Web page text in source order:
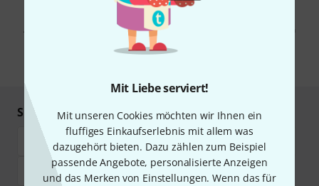
Mit Liebe serviert!
Mit unseren Cookies möchten wir Ihnen ein
fluffiges Einkaufserlebnis mit allem was
dazugehört bieten. Dazu zählen zum Beispiel
passende Angebote, personalisierte Anzeigen
und das Merken von Einstellungen. Wenn das für
Mit Klick auf „Jetzt anmelden“ stimmen Sie dem Erhalt von E-Mail-
Werbung und einer Messung des E-Mail-Nutzungsverhaltens zu. Die
Abmeldung ist jederzeit möglich. Weitere Informationen finden Sie in
unseren Datenschutzhinweisen
Sicher einkaufen & bezahlen